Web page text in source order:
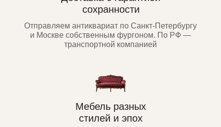
сохранности
Отправляем антиквариат по Санкт-Петербургу
и Москве собственным фургоном. По РФ —
транспортной компанией
Мебель разных
стилей и эпох